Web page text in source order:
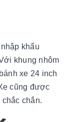
khẩu
khung nhôm
xe 24 inch
cũng được
chắn.